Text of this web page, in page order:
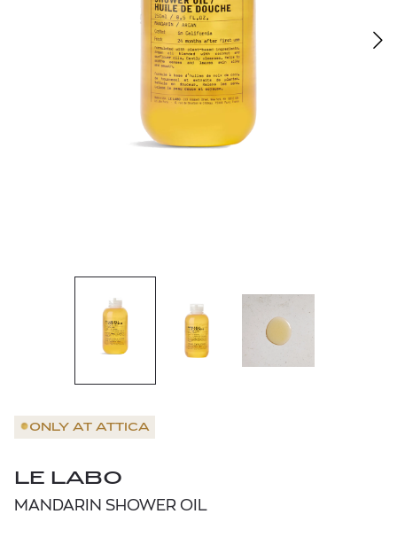
ONLY AT ATTICA
LE LABO
MANDARIN SHOWER OIL